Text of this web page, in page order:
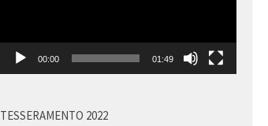
00:00 01:49
TESSERAMENTO 2022